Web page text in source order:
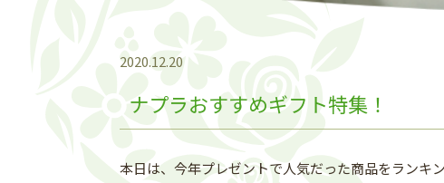
2020.12.20
ナプラおすすめギフト特集！
本日は、今年プレゼントで人気だった商品をランキ